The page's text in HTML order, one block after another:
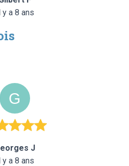
y a 8 ans
J
y a 8 ans